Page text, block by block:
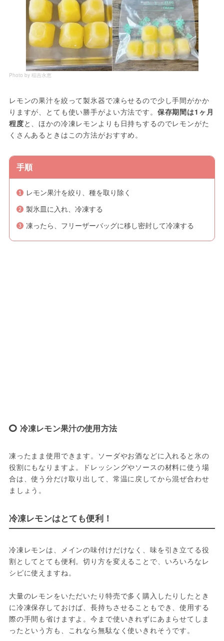
Photo by 稲吉永恵
レモンの果汁を絞って製氷器で凍らせるので少し手間がかか
りますが、とても使い勝手がよい方法です。 保存期間は1ヶ月
程度と、ほかの冷凍レモンよりも日持ちするのでレモンがた
くさんあるときはこの方法がおすすめ。
手順
レモン果汁を絞り、種を取り除く
製氷皿に入れ、冷凍する
凍ったら、フリーザーバッグに移し密封して冷凍する
冷凍レモン果汁の使用方法
凍ったまま使用できます。ソーダやお酒などに入れると氷の
役割にもなりますよ。ドレッシングやソースの材料に使う場
合は、使う分だけ取り出して、常温に戻してから混ぜ合わせ
ましょう。
冷凍レモンはとても便利！
冷凍レモンは、メインの味付けだけなく、味を引き立てる役
割としてとても便利。切り方を変えることで、いろいろなレ
シピに使えますね。
大量のレモンをいただいたり特売で多く購入したりしたとき
に冷凍保存しておけば、長持ちさせることもでき、使用する
際の手間も省けますよ。今まで使いきれずにあまらせてしま
ったという方も、これなら無駄なく使いきれそうです。